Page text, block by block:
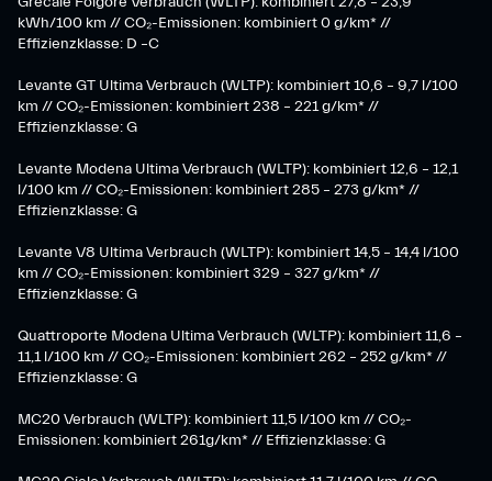
kWh/100 km // CO₂-Emissionen: kombiniert 0 g/km* //
Effizienzklasse: D –C
Levante GT Ultima Verbrauch (WLTP): kombiniert 10,6 – 9,7 l/100
km // CO₂-Emissionen: kombiniert 238 – 221 g/km* //
Effizienzklasse: G
Levante Modena Ultima Verbrauch (WLTP): kombiniert 12,6 – 12,1
l/100 km // CO₂-Emissionen: kombiniert 285 – 273 g/km* //
Effizienzklasse: G
Levante V8 Ultima Verbrauch (WLTP): kombiniert 14,5 – 14,4 l/100
km // CO₂-Emissionen: kombiniert 329 – 327 g/km* //
Effizienzklasse: G
Quattroporte Modena Ultima Verbrauch (WLTP): kombiniert 11,6 –
11,1 l/100 km // CO₂-Emissionen: kombiniert 262 – 252 g/km* //
Effizienzklasse: G
MC20 Verbrauch (WLTP): kombiniert 11,5 l/100 km // CO₂-
Emissionen: kombiniert 261g/km* // Effizienzklasse: G